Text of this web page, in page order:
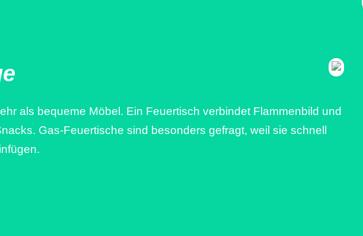
als bequeme Möbel. Ein Feuertisch verbindet Flammenbild und
Gas-Feuertische sind besonders gefragt, weil sie schnell